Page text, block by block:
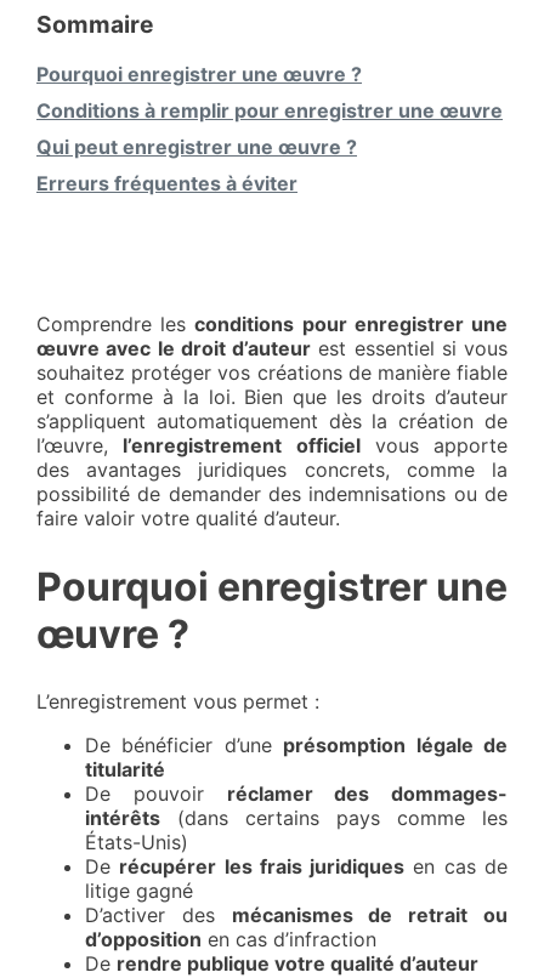
Sommaire
Pourquoi enregistrer une œuvre ?
Conditions à remplir pour enregistrer une œuvre
Qui peut enregistrer une œuvre ?
Erreurs fréquentes à éviter
Comprendre lesconditions pour enregistrer une
œuvre avec le droit d’auteur est essentiel si vous
souhaitez protéger vos créations de manière fiable
et conforme à la loi. Bien que les droits d’auteur
s’appliquent automatiquement dès la création de
l’œuvre, l’enregistrement officielvous apporte
des avantages juridiques concrets, comme la
possibilité de demander des indemnisations ou de
faire valoir votre qualité d’auteur.
Pourquoi enregistrer une
œuvre ?
L’enregistrement vous permet :
De bénéficier d’une présomption légale de
titularité
De pouvoir réclamer des dommages-
intérêts (dans certains pays comme les
États-Unis)
De récupérer les frais juridiques en cas de
litige gagné
D’activer des mécanismes de retrait ou
d’opposition en cas d’infraction
De rendre publique votre qualité d’auteur